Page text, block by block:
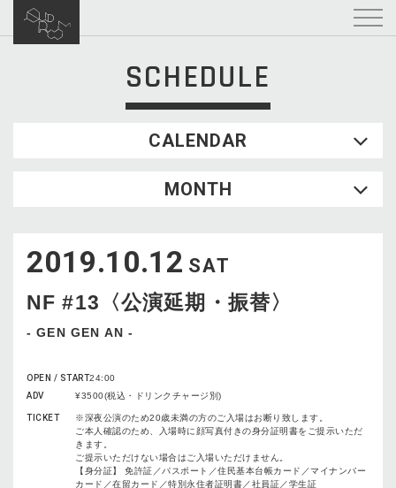
SCHEDULE
CALENDAR
WED
2
3 4 5
16
17 18 19 20
23
24
MONTH
2019.10.12 SAT
NF #13〈公演延期・振替〉
- GEN GEN AN -
OPEN / START24:00
ADV
¥3500(税込・ドリンクチャージ別)
TICKET
※深夜公演のため20歳未満の方のご入場はお断り致します。
ご本人確認のため、入場時に顔写真付きの身分証明書をご提示いただ
きます。
ご提示いただけない場合はご入場いただけません。
【身分証】 免許証／パスポート／住民基本台帳カード／マイナンバー
カード／在留カード／特別永住者証明書／社員証／学生証